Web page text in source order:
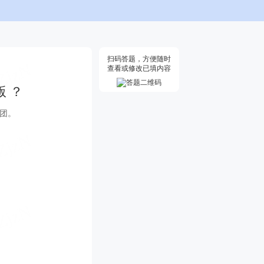
？
。
扫码答题，方便随时
查看或修改已填内容